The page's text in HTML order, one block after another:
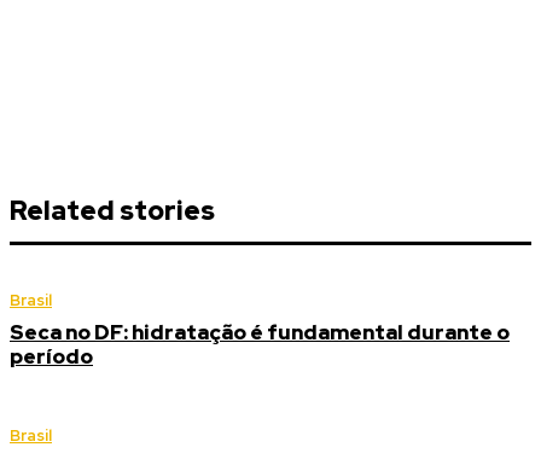
Related stories
Brasil
Seca no DF: hidratação é fundamental durante o
período
Brasil